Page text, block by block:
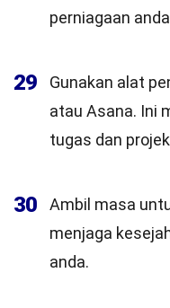
perniagaan
29
Gunakan alat
atau Asana. Ini
tugas dan
30
Ambil masa
menjaga
anda.